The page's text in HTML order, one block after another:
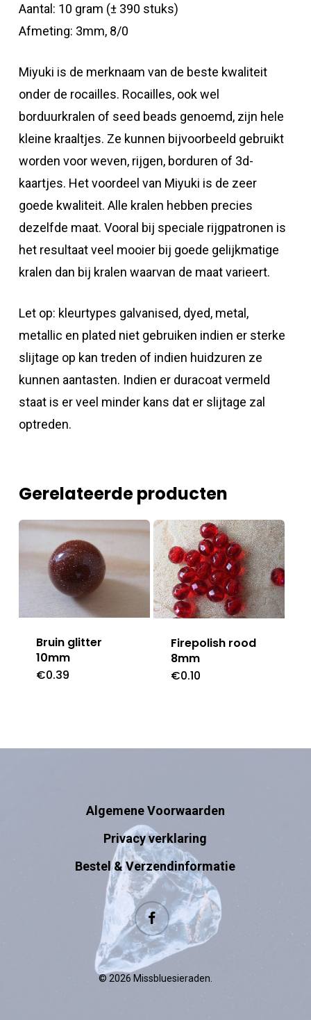
Aantal: 10 gram (± 390 stuks)
Afmeting: 3mm, 8/0
Miyuki is de merknaam van de beste kwaliteit
onder de rocailles. Rocailles, ook wel
borduurkralen of seed beads genoemd, zijn hele
kleine kraaltjes. Ze kunnen bijvoorbeeld gebruikt
worden voor weven, rijgen, borduren of 3d-
kaartjes. Het voordeel van Miyuki is de zeer
goede kwaliteit. Alle kralen hebben precies
dezelfde maat. Vooral bij speciale rijgpatronen is
het resultaat veel mooier bij goede gelijkmatige
kralen dan bij kralen waarvan de maat varieert.
Let op: kleurtypes galvanised, dyed, metal,
metallic en plated niet gebruiken indien er sterke
slijtage op kan treden of indien huidzuren ze
kunnen aantasten. Indien er duracoat vermeld
staat is er veel minder kans dat er slijtage zal
optreden.
Gerelateerde producten
Bruin glitter
10mm
€0.39
Firepolish rood
8mm
€0.10
Algemene Voorwaarden
Privacy verklaring
Bestel & Verzendinformatie
facebook
© 2026 Missbluesieraden.